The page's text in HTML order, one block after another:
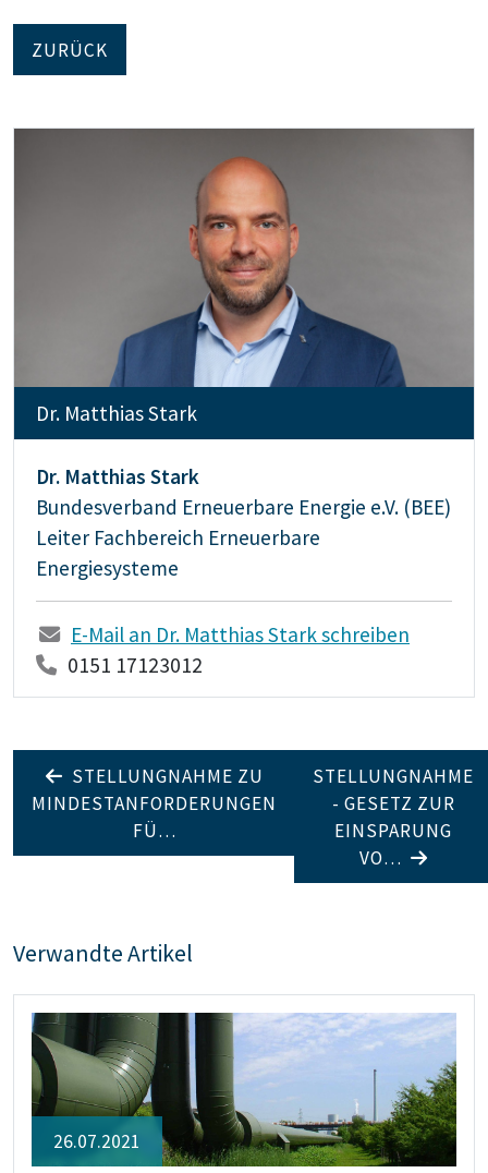
ZURÜCK
Dr. Matthias Stark
Dr. Matthias Stark
Bundesverband Erneuerbare Energie e.V. (BEE)
Leiter Fachbereich Erneuerbare
Energiesysteme
E-Mail an Dr. Matthias Stark schreiben
0151 17123012
STELLUNGNAHME ZU
MINDESTANFORDERUNGEN
FÜ…
STELLUNGNAHME
- GESETZ ZUR
EINSPARUNG
VO…
Verwandte Artikel
26.07.2021